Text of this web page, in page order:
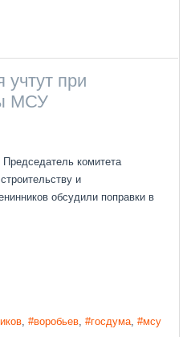
при
МСУ
комитета
и
обсудили поправки в
воробьев госдума мсу